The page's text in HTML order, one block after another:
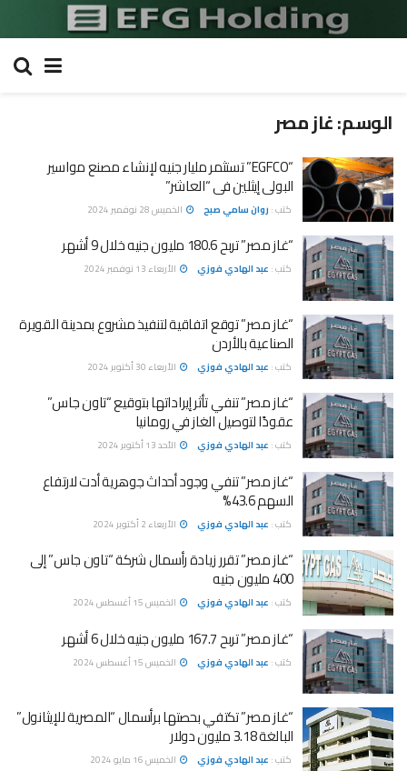
الوسم:غاز مصر
“EGFCO” تستثمر مليار جنيه لإنشاء مصنع مواسير
البولى إيثلين فى “العاشر”
كتب : روان سامي صبح الخميس 28 نوفمبر 2024
“غاز مصر” تربح 180.6 مليون جنيه خلال 9 أشهر
كتب : عبد الهادي فوزي الأربعاء 13 نوفمبر 2024
“غاز مصر” توقع اتفاقية لتنفيذ مشروع بمدينة القويرة
الصناعية بالأردن
كتب : عبد الهادي فوزي الأربعاء 30 أكتوبر 2024
“غاز مصر” تنفي تأثر إيراداتها بتوقيع “تاون جاس”
عقودًا لتوصيل الغاز في رومانيا
كتب : عبد الهادي فوزي الأحد 13 أكتوبر 2024
“غاز مصر” تنفي وجود أحداث جوهرية أدت لارتفاع
السهم 43.6%
كتب : عبد الهادي فوزي الأربعاء 2 أكتوبر 2024
“غاز مصر” تقرر زيادة رأسمال شركة “تاون جاس” إلى
400 مليون جنيه
كتب : عبد الهادي فوزي الخميس 15 أغسطس 2024
“غاز مصر” تربح 167.7 مليون جنيه خلال 6 أشهر
كتب : عبد الهادي فوزي الخميس 15 أغسطس 2024
“غاز مصر” تكتفي بحصتها برأسمال “المصرية للإيثانول”
البالغة 3.18 مليون دولار
كتب : عبد الهادي فوزي الخميس 16 مايو 2024